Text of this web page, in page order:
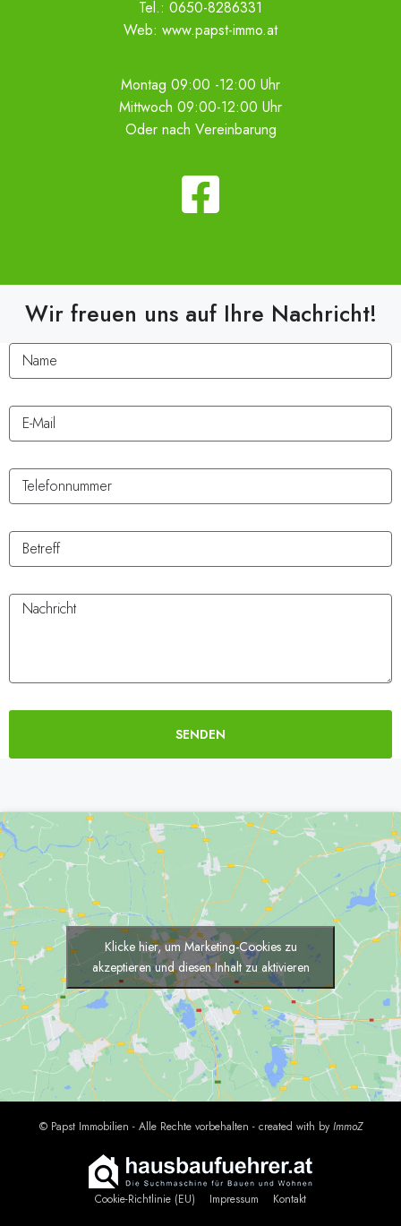
Tel.: 0650-8286331
Web: www.papst-immo.at
Montag 09:00 -12:00 Uhr
Mittwoch 09:00-12:00 Uhr
Oder nach Vereinbarung
Wir freuen uns auf Ihre Nachricht!
SENDEN
Klicke hier, um Marketing-Cookies zu
akzeptieren und diesen Inhalt zu aktivieren
© Papst Immobilien - Alle Rechte vorbehalten - created with by ImmoZ
Cookie-Richtlinie (EU) Impressum Kontakt